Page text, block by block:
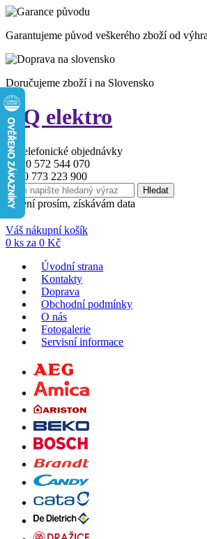
Garantujeme původ veškerého zboží od
Doručujeme zboží i na Slovensko
HQ elektro
+ 420 572 544 070
+420 773 223 900
strpení prosím, získávám data
Váš nákupní košík
0 ks za 0 Kč
Úvodní strana
Kontakty
Doprava
Obchodní podmínky
O nás
Fotogalerie
Servisní informace